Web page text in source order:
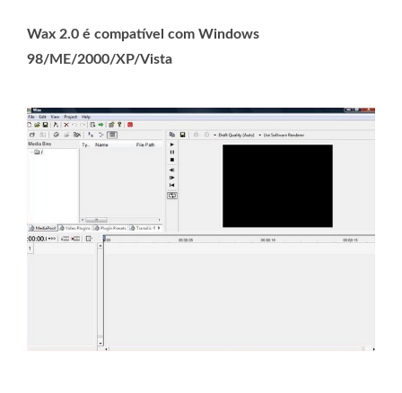
Wax 2.0 é compatível com Windows
98/ME/2000/XP/Vista